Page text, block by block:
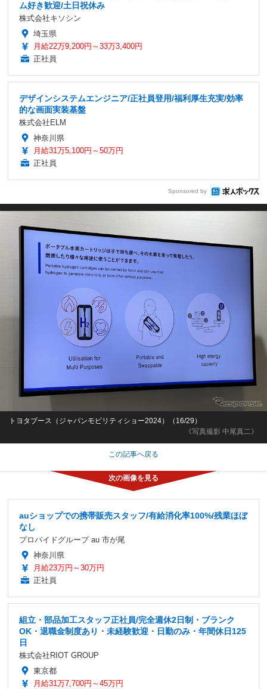
ム好き歓迎/土日祝休み
株式会社キソシン
埼玉県
月給22万9,200円～33万3,400円
正社員
デザインシステムエンジニア/正社員登用/福利厚生充実/効率
的な画面実装基盤
株式会社ELM
神奈川県
月給31万5,100円～50万円
正社員
Sponsored by
《写真撮影 中尾真二》
トヨタブース（ジャパンモビリティショー2024）（16/29）
この記事へ戻る
auショップでの携帯販売スタッフ/有給消化率100%/残業ほぼ
なし
プロバイドグループ au 市が尾
神奈川県
月給23万円～30万円
正社員
組立・部品加工スタッフ正社員/完全週休2日制・ブランク
OK・退職金制度あり・未経験歓迎・日勤のみ・年間休日125
日
株式会社RIOT GROUP
東京都
月給31万7,700円～45万円